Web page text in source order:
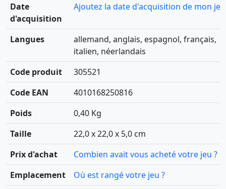
Date
d'acquisition
Ajoutez la date d'acquisition de mon jeu
Langues
allemand, anglais, espagnol, français,
italien, néerlandais
Code produit
305521
Code EAN
4010168250816
Poids
0,40 Kg
Taille
22,0 x 22,0 x 5,0 cm
Prix d'achat
Combien avait vous acheté votre jeu ?
Emplacement
Où est rangé votre jeu ?